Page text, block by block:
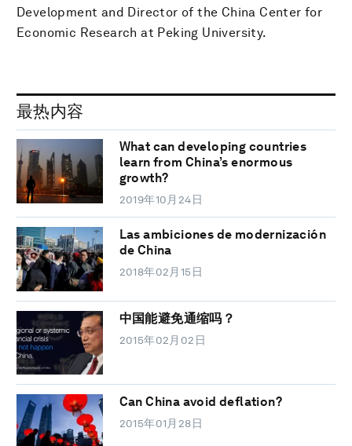
Development and Director of the China Center for
Economic Research at Peking University.
最热内容
What can developing countries
learn from China’s enormous
growth?
2019年10月24日
Las ambiciones de modernización
de China
2018年02月15日
中国能避免通缩吗？
2015年02月02日
Can China avoid deflation?
2015年01月28日